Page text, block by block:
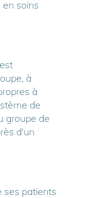
en soins
à
à
de
groupe de
d'un
ses patients